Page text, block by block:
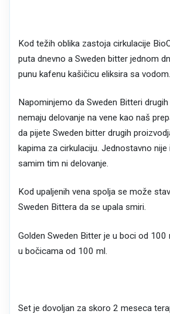
Kod težih oblika zastoja cirkulacije
puta dnevno a Sweden bitter jednom
punu kafenu kašičicu eliksira sa vodom.
Napominjemo da Sweden Bitteri
nemaju delovanje na vene kao naš
da pijete Sweden bitter drugih
kapima za cirkulaciju. Jednostavno
samim tim ni delovanje.
Kod upaljenih vena spolja se može
Sweden Bittera da se upala smiri.
Golden Sweden Bitter je u boci od 100
u bočicama od 100 ml.
Set je dovoljan za skoro 2 meseca